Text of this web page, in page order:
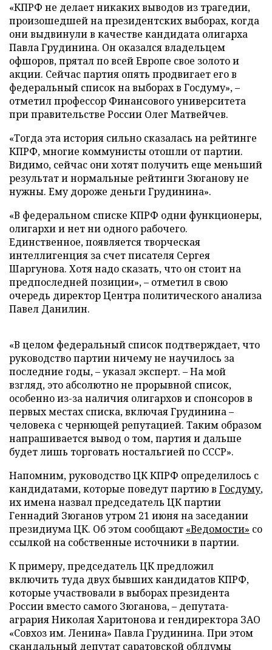
«КПРФ не делает никаких выводов из трагедии,
произошедшей на президентских выборах, когда
они выдвинули в качестве кандидата олигарха
Павла Грудинина. Он оказался владельцем
офшоров, прятал по всей Европе свое золото и
акции. Сейчас партия опять продвигает его в
федеральный список на выборах в Госдуму», –
отметил профессор Финансового университета
при правительстве России Олег Матвейчев.
«Тогда эта история сильно сказалась на рейтинге
КПРФ, многие коммунисты отошли от партии.
Видимо, сейчас они хотят получить еще меньший
результат и нормальные рейтинги Зюганову не
нужны. Ему дороже деньги Грудинина».
«В федеральном списке КПРФ одни функционеры,
олигархи и нет ни одного рабочего.
Единственное, появляется творческая
интеллигенция за счет писателя Сергея
Шаргунова. Хотя надо сказать, что он стоит на
предпоследней позиции», – отметил в свою
очередь директор Центра политического анализа
Павел Данилин.
«В целом федеральный список подтверждает, что
руководство партии ничему не научилось за
последние годы, – указал эксперт. – На мой
взгляд, это абсолютно не прорывной список,
особенно из-за наличия олигархов и спонсоров в
первых местах списка, включая Грудинина –
человека с чернющей репутацией. Таким образом
напрашивается вывод о том, партия и дальше
будет лишь торговать ностальгией по СССР».
Напомним, руководство ЦК КПРФ определилось с
кандидатами, которые поведут партию в Госдуму,
их имена назвал председатель ЦК партии
Геннадий Зюганов утром 21 июня на заседании
президиума ЦК. Об этом сообщают «Ведомости» со
ссылкой на собственные источники в партии.
К примеру, председатель ЦК предложил
включить туда двух бывших кандидатов КПРФ,
которые участвовали в выборах президента
России вместо самого Зюганова, – депутата-
агрария Николая Харитонова и гендиректора ЗАО
«Совхоз им. Ленина» Павла Грудинина. При этом
скандальный депутат саратовской облдумы